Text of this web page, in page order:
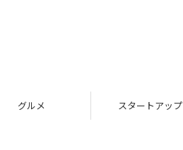
グルメ スタートアップ